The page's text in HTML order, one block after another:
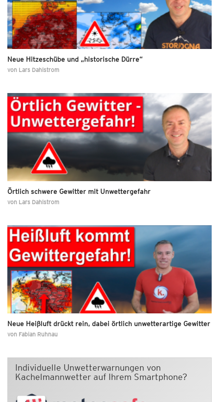
Neue Hitzeschübe und „historische Dürre“
von Lars Dahlstrom
Örtlich schwere Gewitter mit Unwettergefahr
von Lars Dahlstrom
Neue Heißluft drückt rein, dabei örtlich unwetterartige Gewitter
von Fabian Ruhnau
Individuelle Unwetterwarnungen von
Kachelmannwetter auf Ihrem Smartphone?